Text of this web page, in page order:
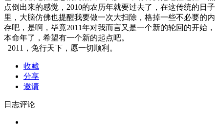
点倒出来的感觉，2010的农历年就要过去了，在这传统的日子
里，大脑仿佛也提醒我要做一次大扫除，格掉一些不必要的内
存吧，是啊，毕竟2011年对我而言又是一个新的轮回的开始，
本命年了，希望有一个新的起点吧。
2011，兔行天下，愿一切顺利。
收藏
分享
邀请
日志评论